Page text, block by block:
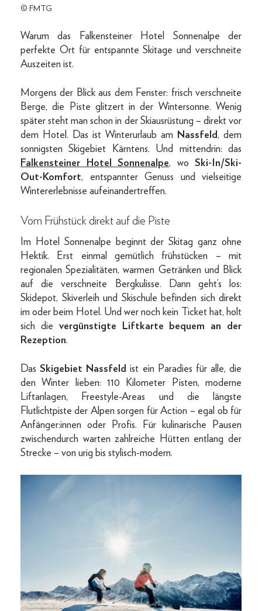
© FMTG
Warum das Falkensteiner Hotel Sonnenalpe der
perfekte Ort für entspannte Skitage und verschneite
Auszeiten ist.
Morgens der Blick aus dem Fenster: frisch verschneite
Berge, die Piste glitzert in der Wintersonne. Wenig
später steht man schon in der Skiausrüstung – direkt vor
dem Hotel. Das ist Winterurlaub am
Nassfeld, dem
sonnigsten Skigebiet Kärntens. Und mittendrin: das
Falkensteiner Hotel Sonnenalpe, wo Ski-In/Ski-
Out-Komfort, entspannter Genuss und vielseitige
Wintererlebnisse aufeinandertreffen.
Vom Frühstück direkt auf die Piste
Im Hotel Sonnenalpe beginnt der Skitag ganz ohne
Hektik. Erst einmal gemütlich frühstücken – mit
regionalen Spezialitäten, warmen Getränken und Blick
auf die verschneite Bergkulisse. Dann geht’s los:
Skidepot, Skiverleih und Skischule befinden sich direkt
im oder beim Hotel. Und wer noch kein Ticket hat, holt
sich die vergünstigte Liftkarte bequem an der
Rezeption.
DasSkigebiet Nassfeld ist ein Paradies für alle, die
den Winter lieben: 110 Kilometer Pisten, moderne
Liftanlagen, Freestyle-Areas und die längste
Flutlichtpiste der Alpen sorgen für Action – egal ob für
Anfänger:innen oder Profis. Für kulinarische Pausen
zwischendurch warten zahlreiche Hütten entlang der
Strecke – von urig bis stylisch-modern.